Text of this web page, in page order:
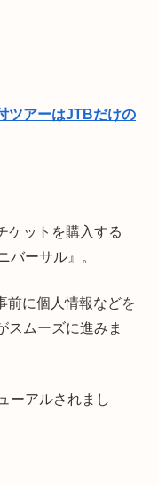
ツアーはJTBだけの
ケットを購入する
バーサル』。
前に個人情報などを
スムーズに進みま
ーアルされまし